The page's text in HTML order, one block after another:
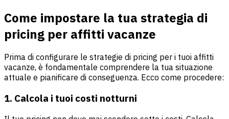
Come impostare la tua strategia di
pricing per affitti vacanze
Prima di configurare le strategie di pricing per i tuoi affitti
vacanze, è fondamentale comprendere la tua situazione
attuale e pianificare di conseguenza. Ecco come procedere:
1. Calcola i tuoi costi notturni